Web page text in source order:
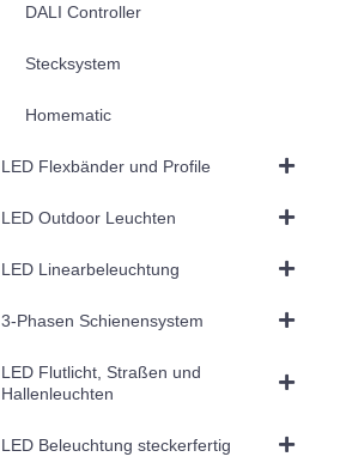
DALI Controller
Stecksystem
Homematic
LED Flexbänder und Profile
LED Outdoor Leuchten
LED Linearbeleuchtung
3-Phasen Schienensystem
LED Flutlicht, Straßen und
Hallenleuchten
LED Beleuchtung steckerfertig